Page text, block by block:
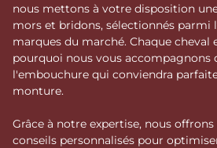
nous mettons à votre disposition
mors et bridons, sélectionnés parmi
marques du marché. Chaque cheval
pourquoi nous vous accompagnons
l'embouchure qui conviendra
monture.
Grâce à notre expertise, nous
conseils personnalisés pour